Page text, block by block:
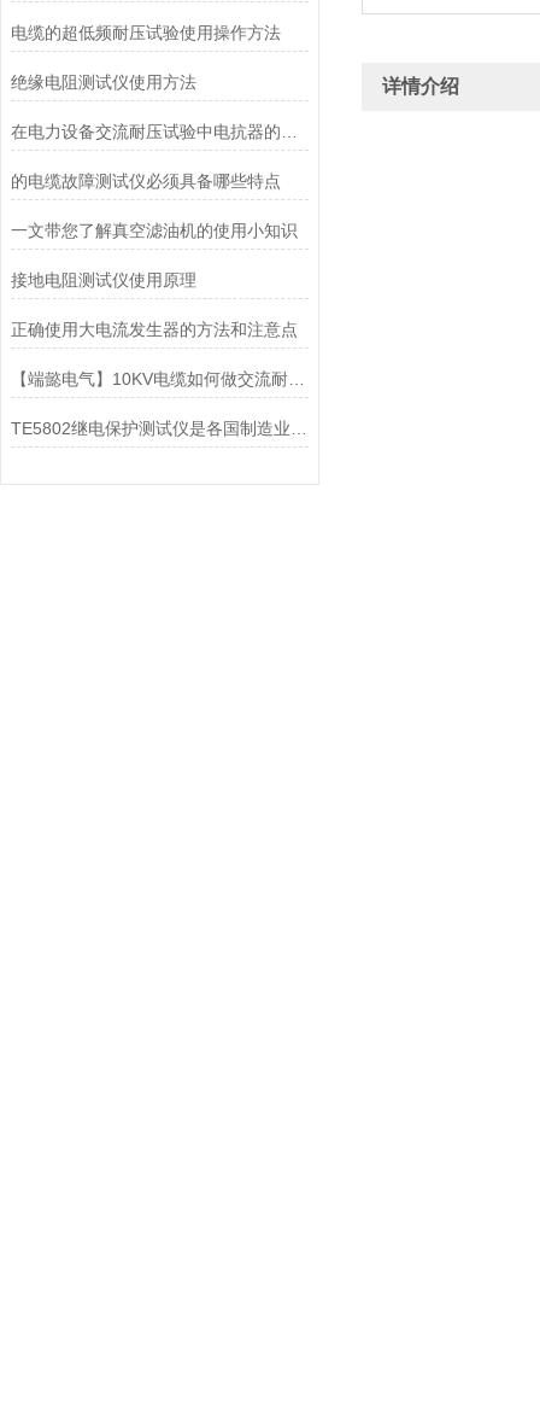
电缆的超低频耐压试验使用操作方法
绝缘电阻测试仪使用方法
的电缆故障测试仪必须具备哪些特点
一文带您了解真空滤油机的使用小知识
接地电阻测试仪使用原理
正确使用大电流发生器的方法和注意点
【端懿电气】10KV电缆如何做交流耐压试验
详情介绍